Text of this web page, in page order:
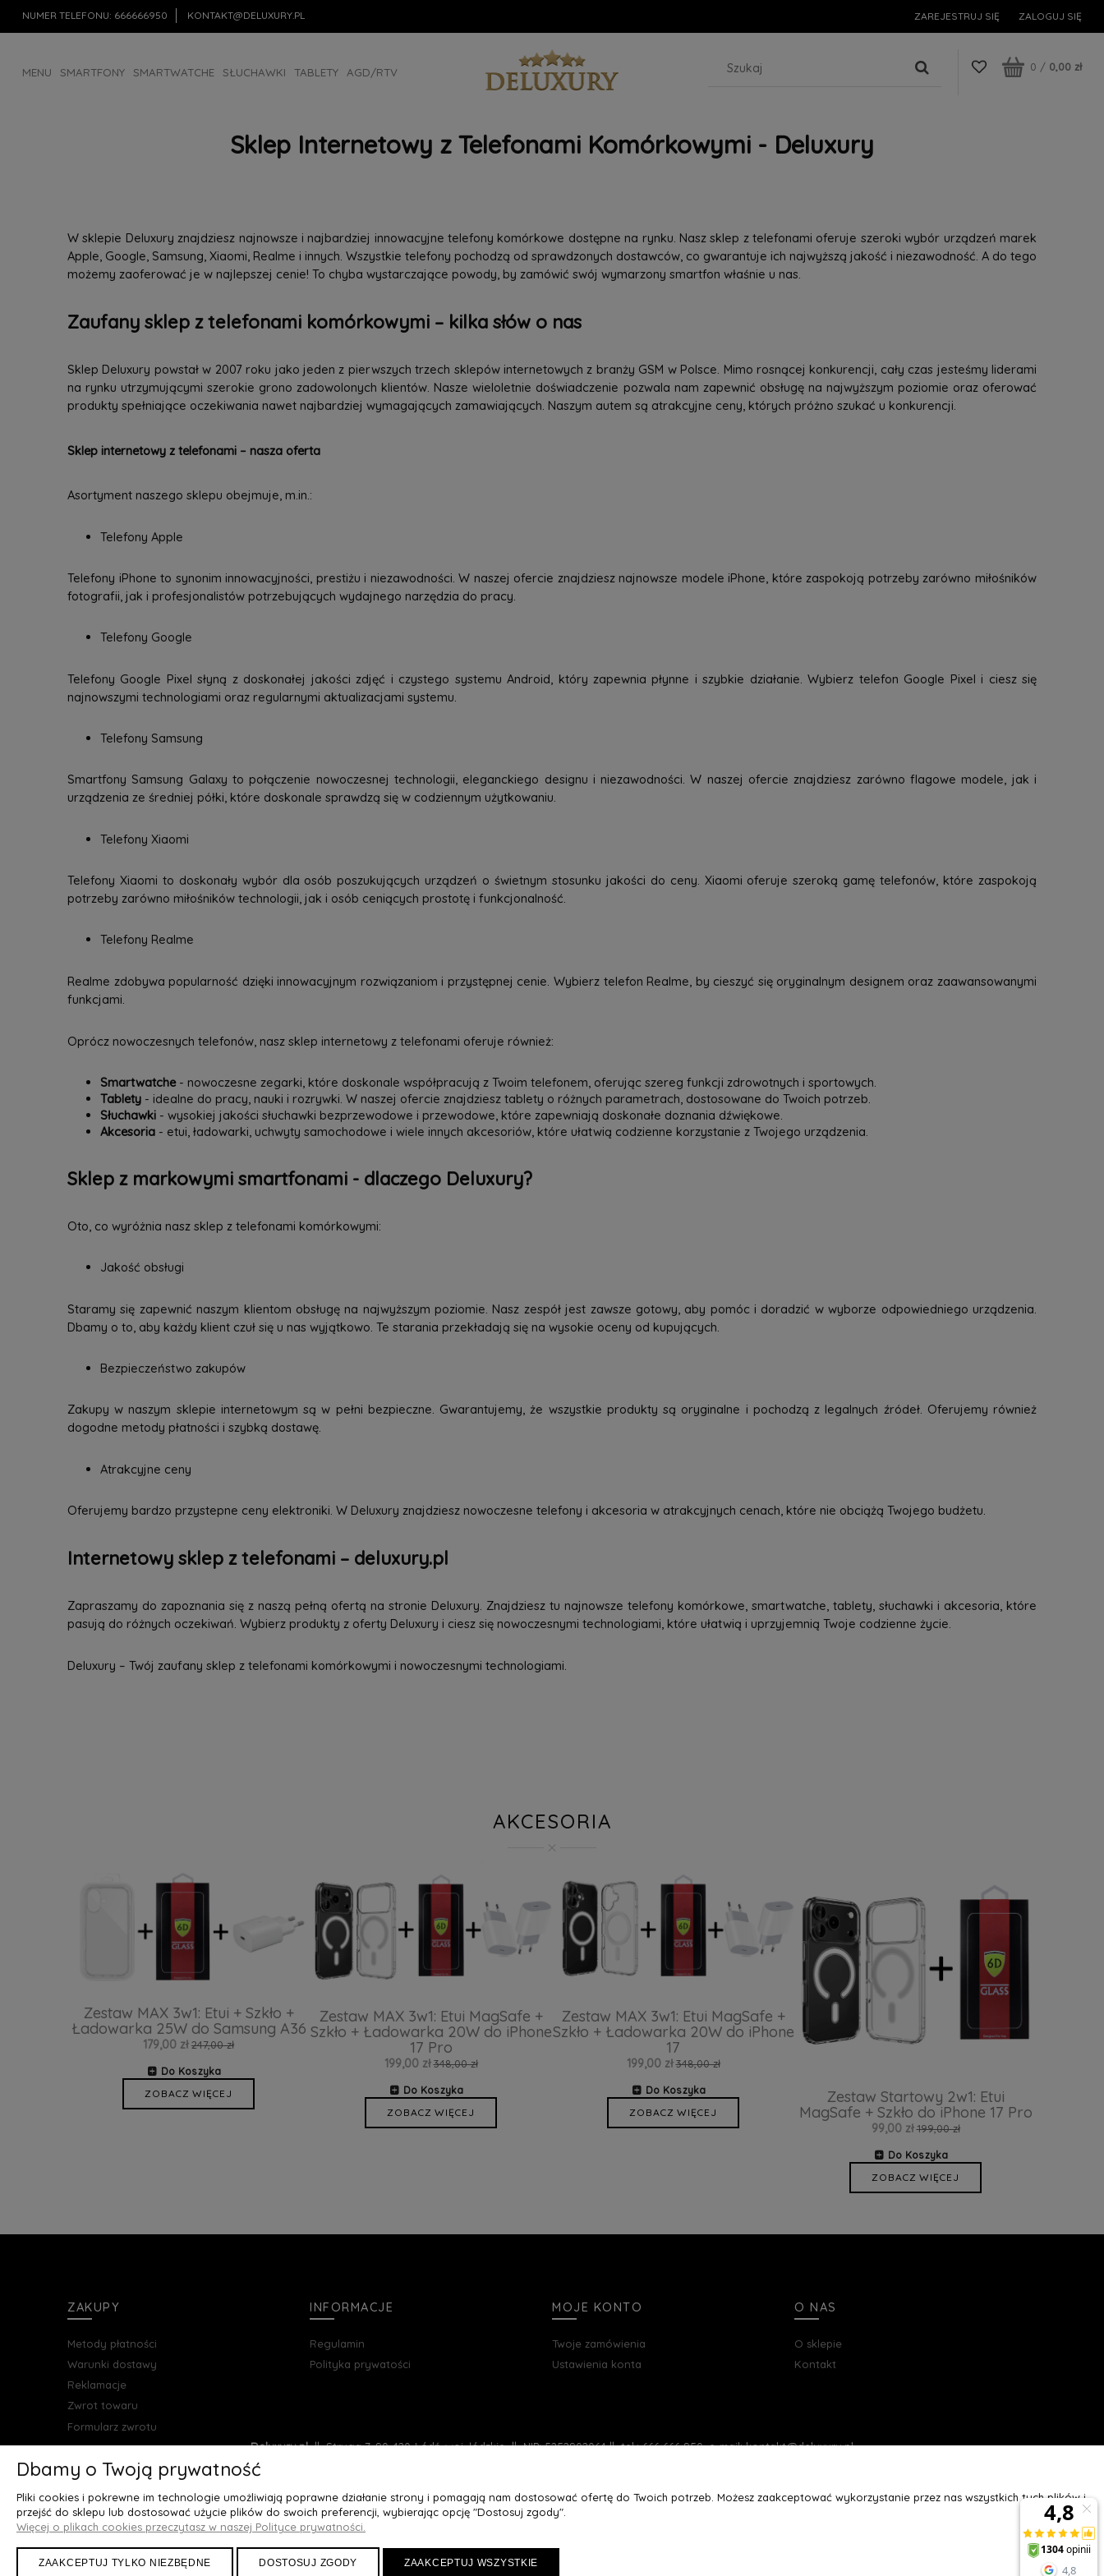
NUMER TELEFONU: 666666950 KONTAKT@DELUXURY.PL ZAREJESTRUJ SIĘ ZALOGUJ SIĘ
MENU SMARTFONY SMARTWATCHE SŁUCHAWKI TABLETY AGD/RTV 0 / 0,00 zł
Sklep Internetowy z Telefonami Komórkowymi - Deluxury
W sklepie Deluxury znajdziesz najnowsze i najbardziej innowacyjne telefony komórkowe dostępne na rynku. Nasz sklep z telefonami oferuje szeroki wybór urządzeń marek
Apple, Google, Samsung, Xiaomi, Realme i innych. Wszystkie telefony pochodzą od sprawdzonych dostawców, co gwarantuje ich najwyższą jakość i niezawodność. A do tego
możemy zaoferować je w najlepszej cenie! To chyba wystarczające powody, by zamówić swój wymarzony smartfon właśnie u nas.
Zaufany sklep z telefonami komórkowymi – kilka słów o nas
Sklep Deluxury powstał w 2007 roku jako jeden z pierwszych trzech sklepów internetowych z branży GSM w Polsce. Mimo rosnącej konkurencji, cały czas jesteśmy liderami
na rynku utrzymującymi szerokie grono zadowolonych klientów. Nasze wieloletnie doświadczenie pozwala nam zapewnić obsługę na najwyższym poziomie oraz oferować
produkty spełniające oczekiwania nawet najbardziej wymagających zamawiających. Naszym autem są atrakcyjne ceny, których próżno szukać u konkurencji.
Sklep internetowy z telefonami – nasza oferta
Asortyment naszego sklepu obejmuje, m.in.:
Telefony Apple
Telefony iPhone to synonim innowacyjności, prestiżu i niezawodności. W naszej ofercie znajdziesz najnowsze modele iPhone, które zaspokoją potrzeby zarówno miłośników
fotografii, jak i profesjonalistów potrzebujących wydajnego narzędzia do pracy.
Telefony Google
Telefony Google Pixel słyną z doskonałej jakości zdjęć i czystego systemu Android, który zapewnia płynne i szybkie działanie. Wybierz telefon Google Pixel i ciesz się
najnowszymi technologiami oraz regularnymi aktualizacjami systemu.
Telefony Samsung
Smartfony Samsung Galaxy to połączenie nowoczesnej technologii, eleganckiego designu i niezawodności. W naszej ofercie znajdziesz zarówno flagowe modele, jak i
urządzenia ze średniej półki, które doskonale sprawdzą się w codziennym użytkowaniu.
Telefony Xiaomi
Telefony Xiaomi to doskonały wybór dla osób poszukujących urządzeń o świetnym stosunku jakości do ceny. Xiaomi oferuje szeroką gamę telefonów, które zaspokoją
potrzeby zarówno miłośników technologii, jak i osób ceniących prostotę i funkcjonalność.
Telefony Realme
Realme zdobywa popularność dzięki innowacyjnym rozwiązaniom i przystępnej cenie. Wybierz telefon Realme, by cieszyć się oryginalnym designem oraz zaawansowanymi
funkcjami.
Oprócz nowoczesnych telefonów, nasz sklep internetowy z telefonami oferuje również:
Smartwatche- nowoczesne zegarki, które doskonale współpracują z Twoim telefonem, oferując szereg funkcji zdrowotnych i sportowych.
Tablety - idealne do pracy, nauki i rozrywki. W naszej ofercie znajdziesz tablety o różnych parametrach, dostosowane do Twoich potrzeb.
Słuchawki - wysokiej jakości słuchawki bezprzewodowe i przewodowe, które zapewniają doskonałe doznania dźwiękowe.
Akcesoria - etui, ładowarki, uchwyty samochodowe i wiele innych akcesoriów, które ułatwią codzienne korzystanie z Twojego urządzenia.
Sklep z markowymi smartfonami - dlaczego Deluxury?
Oto, co wyróżnia nasz sklep z telefonami komórkowymi:
Jakość obsługi
Staramy się zapewnić naszym klientom obsługę na najwyższym poziomie. Nasz zespół jest zawsze gotowy, aby pomóc i doradzić w wyborze odpowiedniego urządzenia.
Dbamy o to, aby każdy klient czuł się u nas wyjątkowo. Te starania przekładają się na wysokie oceny od kupujących.
Bezpieczeństwo zakupów
Zakupy w naszym sklepie internetowym są w pełni bezpieczne. Gwarantujemy, że wszystkie produkty są oryginalne i pochodzą z legalnych źródeł. Oferujemy również
dogodne metody płatności i szybką dostawę.
Atrakcyjne ceny
Oferujemy bardzo przystepne ceny elektroniki. W Deluxury znajdziesz nowoczesne telefony i akcesoria w atrakcyjnych cenach, które nie obciążą Twojego budżetu.
Internetowy sklep z telefonami – deluxury.pl
Zapraszamy do zapoznania się z naszą pełną ofertą na stronie Deluxury. Znajdziesz tu najnowsze telefony komórkowe, smartwatche, tablety, słuchawki i akcesoria, które
pasują do różnych oczekiwań. Wybierz produkty z oferty Deluxury i ciesz się nowoczesnymi technologiami, które ułatwią i uprzyjemnią Twoje codzienne życie.
Deluxury – Twój zaufany sklep z telefonami komórkowymi i nowoczesnymi technologiami.
AKCESORIA
Zestaw MAX 3w1: Etui + Szkło +
Ładowarka 25W do Samsung A36
179,00 zł 247,00 zł
Do Koszyka
ZOBACZ WIĘCEJ
Zestaw MAX 3w1: Etui MagSafe +
Szkło + Ładowarka 20W do iPhone
17 Pro
199,00 zł 348,00 zł
Do Koszyka
ZOBACZ WIĘCEJ
Zestaw MAX 3w1: Etui MagSafe +
Szkło + Ładowarka 20W do iPhone
17
199,00 zł 348,00 zł
Do Koszyka
ZOBACZ WIĘCEJ
Zestaw Startowy 2w1: Etui
MagSafe + Szkło do iPhone 17 Pro
99,00 zł 199,00 zł
Do Koszyka
ZOBACZ WIĘCEJ
ZAKUPY
Metody płatności
Warunki dostawy
Reklamacje
Zwrot towaru
Formularz zwrotu
INFORMACJE
Regulamin
Polityka prywatości
MOJE KONTO
Twoje zamówienia
Ustawienia konta
O NAS
O sklepie
Kontakt
Deluxury.pl|| Struga 7, 90-420 Łódź, woj. łódzkie || NIP: 5252902064 || tel.: 666 666 950, e-mail: kontakt@deluxury.pl
MaxsoteRocoto Theme. All rights reserved
Dbamy o Twoją prywatność
Pliki cookies i pokrewne im technologie umożliwiają poprawne działanie strony i pomagają nam dostosować ofertę do Twoich potrzeb. Możesz zaakceptować wykorzystanie przez nas wszystkich tych plików i
przejść do sklepu lub dostosować użycie plików do swoich preferencji, wybierając opcję "Dostosuj zgody".
Więcej o plikach cookies przeczytasz w naszej Polityce prywatności.
ZAAKCEPTUJ TYLKO NIEZBĘDNE DOSTOSUJ ZGODY ZAAKCEPTUJ WSZYSTKIE